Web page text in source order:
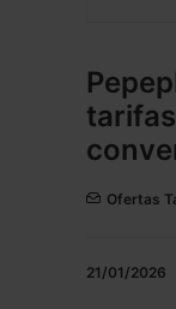
Ofertas
21/01/2026